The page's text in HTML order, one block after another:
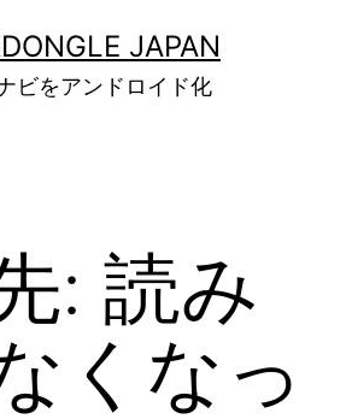
JAPAN
ビをアンドロイド化
: 読み
くなっ